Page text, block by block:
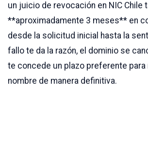
un juicio de revocación en NIC Chile
**aproximadamente 3 meses** en
desde la solicitud inicial hasta la
fallo te da la razón, el dominio se
te concede un plazo preferente
nombre de manera definitiva.